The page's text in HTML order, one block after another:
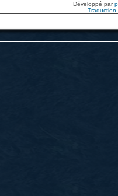
Développé par
Traduction